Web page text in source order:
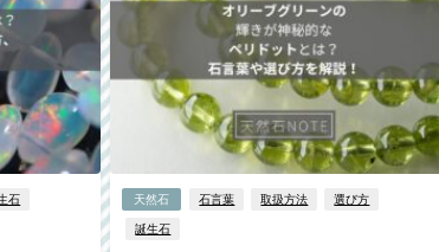
石 天然石 石言葉 取扱方法 選び方
誕生石